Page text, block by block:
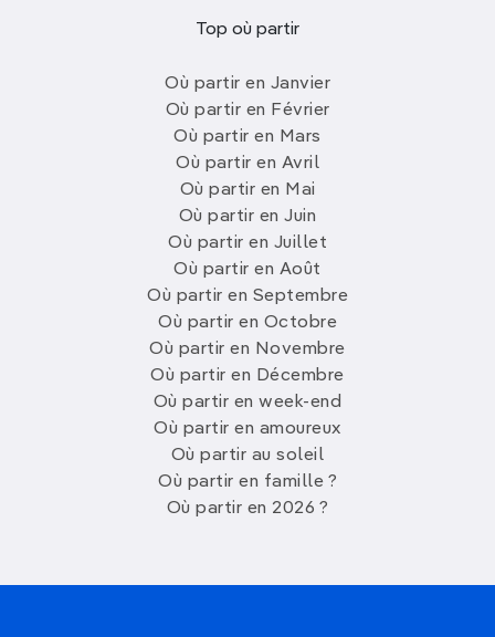
Top où partir
Où partir en Janvier
Où partir en Février
Où partir en Mars
Où partir en Avril
Où partir en Mai
Où partir en Juin
Où partir en Juillet
Où partir en Août
Où partir en Septembre
Où partir en Octobre
Où partir en Novembre
Où partir en Décembre
Où partir en week-end
Où partir en amoureux
Où partir au soleil
Où partir en famille ?
Où partir en 2026 ?